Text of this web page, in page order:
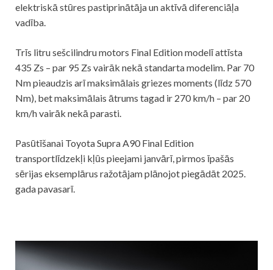
elektriskā stūres pastiprinātāja un aktīvā diferenciāļa
vadība.
Trīs litru sešcilindru motors Final Edition modelī attīsta
435 Zs – par 95 Zs vairāk nekā standarta modelim. Par 70
Nm pieaudzis arī maksimālais griezes moments (līdz 570
Nm), bet maksimālais ātrums tagad ir 270 km/h – par 20
km/h vairāk nekā parasti.
Pasūtīšanai Toyota Supra A90 Final Edition
transportlīdzekļi kļūs pieejami janvārī, pirmos īpašās
sērijas eksemplārus ražotājam plānojot piegādāt 2025.
gada pavasarī.